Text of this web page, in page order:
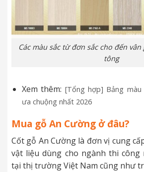
Các màu sắc từ đơn sắc cho đến
tông
Xem thêm: [Tổng hợp] Bảng
ưa chuộng nhất 2026
Mua gỗ An Cường ở đâu?
Cốt gỗ An Cường là đơn vị cung
vật liệu dùng cho ngành thi
tại thị trường Việt Nam cũng như